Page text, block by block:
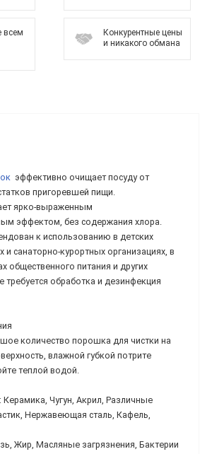
всем
Конкурентные цены
и никакого обмана
эффективно очищает посуду от
пригоревшей пищи.
ярко-выраженным
эффектом, без содержания хлора.
к использованию в детских
и санаторно-курортных организациях, в
общественного питания и других
требуется обработка и дезинфекция
количество порошка для чистки на
влажной губкой потрите
теплой водой.
Керамика, Чугун, Акрил, Различные
Нержавеющая сталь, Кафель,
Жир, Масляные загрязнения, Бактерии